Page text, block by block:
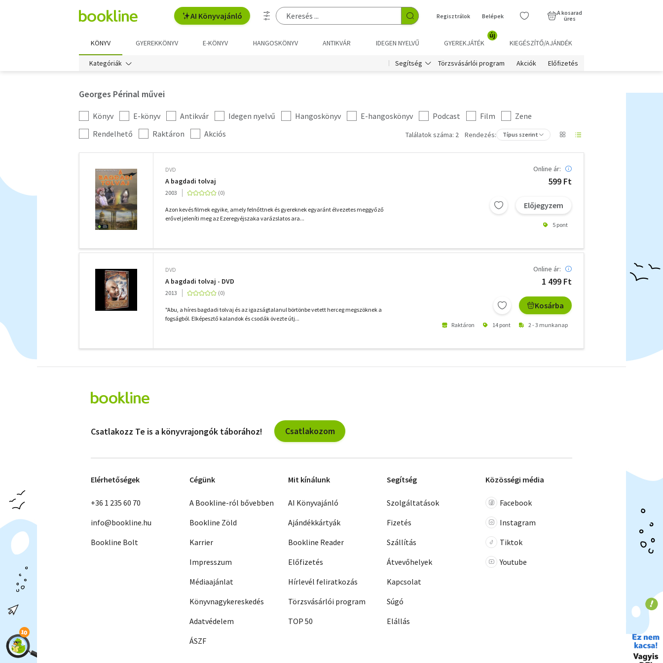
AI Könyvajánló Regisztrálok Belépek
A kosarad
üres
KÖNYV GYEREKKÖNYV E-KÖNYV HANGOSKÖNYV ANTIKVÁR IDEGEN NYELVŰ GYEREKJÁTÉK
új
KIEGÉSZÍTŐ/AJÁNDÉK
Kategóriák Segítség Törzsvásárlói program Akciók Előfizetés
Georges Périnal művei
Kategória
szűrés
Könyv E-könyv Antikvár Idegen nyelvű Hangoskönyv E-hangoskönyv Podcast Film
Zene
További
szűrők
Rendelhető Raktáron Akciós Találatok száma: 2 Rendezés: Típus szerint
DVD
A bagdadi tolvaj
2003
Azon kevés filmek egyike, amely felnőttnek és gyereknek egyaránt élvezetes meggyőző
erővel jeleníti meg az Ezeregyéjszaka varázslatos ara...
Online ár:
599 Ft
Előjegyzem
5 pont
DVD
A bagdadi tolvaj - DVD
2013
"Abu, a híres bagdadi tolvaj és az igazságtalanul börtönbe vetett herceg megszöknek a
fogságból. Elképesztő kalandok és csodák övezte útj...
Online ár:
1 499 Ft
Kosárba
Raktáron 14 pont 2 - 3 munkanap
szűrők
Csatlakozz Te is a könyvrajongók táborához! Csatlakozom
Elérhetőségek
+36 1 235 60 70
info@bookline.hu
Bookline Bolt
Cégünk
A Bookline-ról bővebben
Bookline Zöld
Karrier
Impresszum
Médiaajánlat
Könyvnagykereskedés
Adatvédelem
ÁSZF
Mit kínálunk
AI Könyvajánló
Ajándékkártyák
Bookline Reader
Előfizetés
Hírlevél feliratkozás
Törzsvásárlói program
TOP 50
Segítség
Szolgáltatások
Fizetés
Szállítás
Átvevőhelyek
Kapcsolat
Súgó
Elállás
Közösségi média
Facebook
Instagram
Tiktok
Youtube